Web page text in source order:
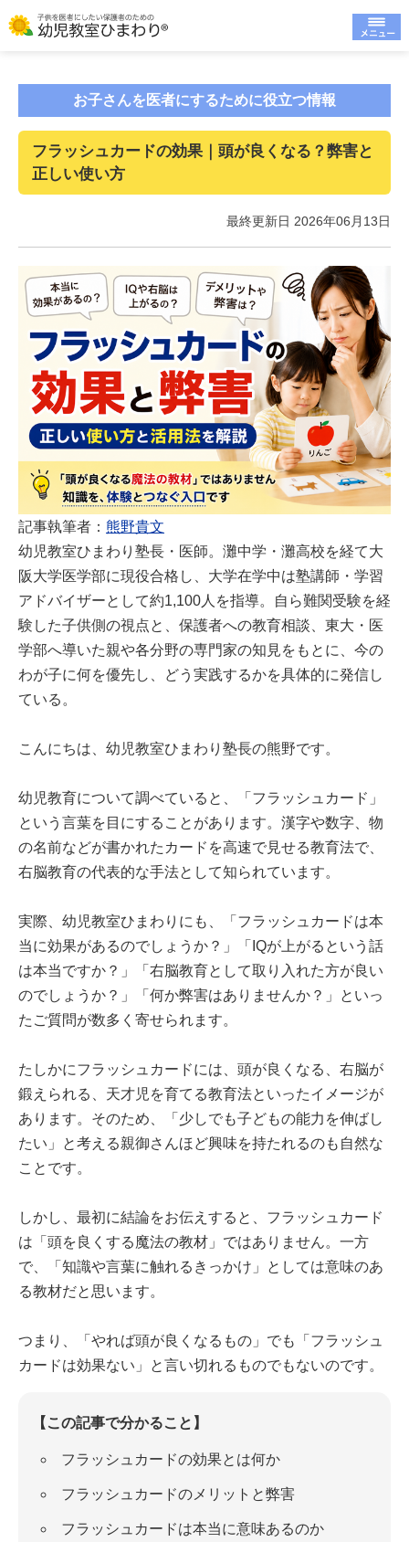
お子さんを医者にするために役立つ情報
フラッシュカードの効果｜頭が良くなる？弊害と
正しい使い方
最終更新日 2026年06月13日
記事執筆者： 熊野貴文
幼児教室ひまわり塾長・医師。灘中学・灘高校を経て大
阪大学医学部に現役合格し、大学在学中は塾講師・学習
アドバイザーとして約1,100人を指導。自ら難関受験を経
験した子供側の視点と、保護者への教育相談、東大・医
学部へ導いた親や各分野の専門家の知見をもとに、今の
わが子に何を優先し、どう実践するかを具体的に発信し
ている。
こんにちは、幼児教室ひまわり塾長の熊野です。
幼児教育について調べていると、「フラッシュカード」
という言葉を目にすることがあります。漢字や数字、物
の名前などが書かれたカードを高速で見せる教育法で、
右脳教育の代表的な手法として知られています。
実際、幼児教室ひまわりにも、「フラッシュカードは本
当に効果があるのでしょうか？」「IQが上がるという話
は本当ですか？」「右脳教育として取り入れた方が良い
のでしょうか？」「何か弊害はありませんか？」といっ
たご質問が数多く寄せられます。
たしかにフラッシュカードには、頭が良くなる、右脳が
鍛えられる、天才児を育てる教育法といったイメージが
あります。そのため、「少しでも子どもの能力を伸ばし
たい」と考える親御さんほど興味を持たれるのも自然な
ことです。
しかし、最初に結論をお伝えすると、フラッシュカード
は「頭を良くする魔法の教材」ではありません。一方
で、「知識や言葉に触れるきっかけ」としては意味のあ
る教材だと思います。
つまり、「やれば頭が良くなるもの」でも「フラッシュ
カードは効果ない」と言い切れるものでもないのです。
【この記事で分かること】
フラッシュカードの効果とは何か
フラッシュカードのメリットと弊害
フラッシュカードは本当に意味あるのか